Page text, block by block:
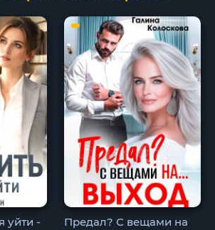
уйти -
Предал? С вещами на